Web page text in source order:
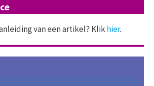
van een artikel? Klikhier.